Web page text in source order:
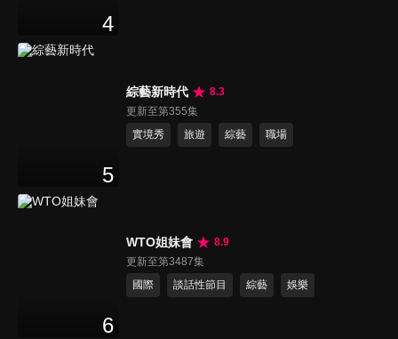
4
5
綜藝新時代
8.3
更新至第355集
實境秀
旅遊 綜藝 職場
6
WTO姐妹會
8.9
更新至第3487集
國際
談話性節目 綜藝 娛樂